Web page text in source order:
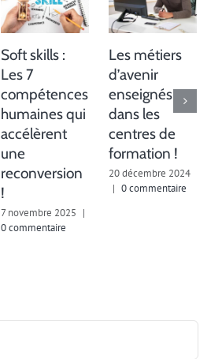
Soft skills :
Les 7
compétences
humaines qui
accélèrent
une
reconversion
!
7 novembre 2025 |
0 commentaire
Les métiers
d’avenir
enseignés
dans les
centres de
formation !
20 décembre 2024
| 0 commentaire